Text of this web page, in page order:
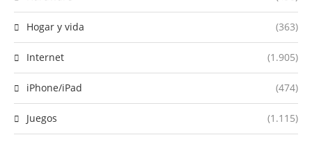
Hogar y vida (363)
Internet (1.905)
iPhone/iPad (474)
Juegos (1.115)